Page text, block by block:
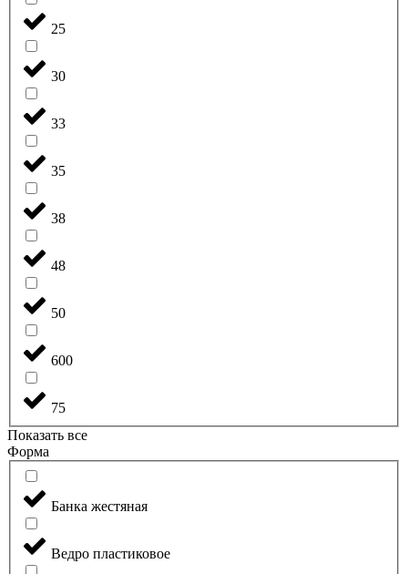
25
30
33
35
38
48
50
600
75
Показать все
Форма
Банка жестяная
Ведро пластиковое